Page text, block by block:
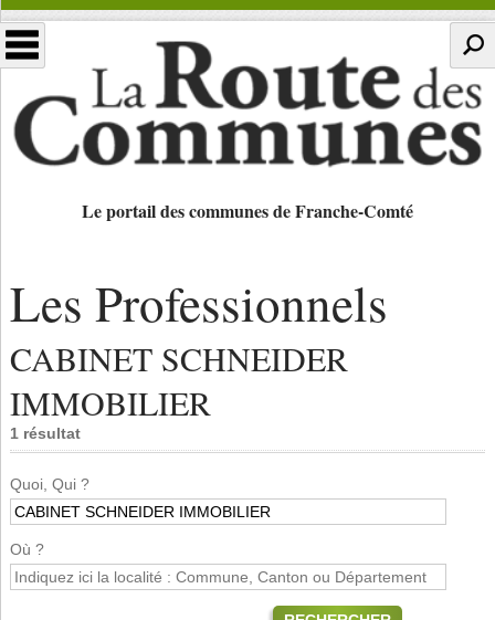
Le portail des communes de Franche-Comté
Les Professionnels
CABINET SCHNEIDER
IMMOBILIER
1 résultat
Quoi, Qui ?
Où ?